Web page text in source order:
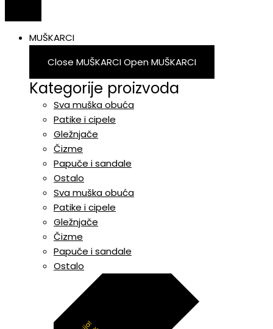
MUŠKARCI
Close MUŠKARCIOpen MUŠKARCI
Kategorije proizvoda
Sva muška obuća
Patike i cipele
Gležnjače
Čizme
Papuče i sandale
Ostalo
Sva muška obuća
Patike i cipele
Gležnjače
Čizme
Papuče i sandale
Ostalo